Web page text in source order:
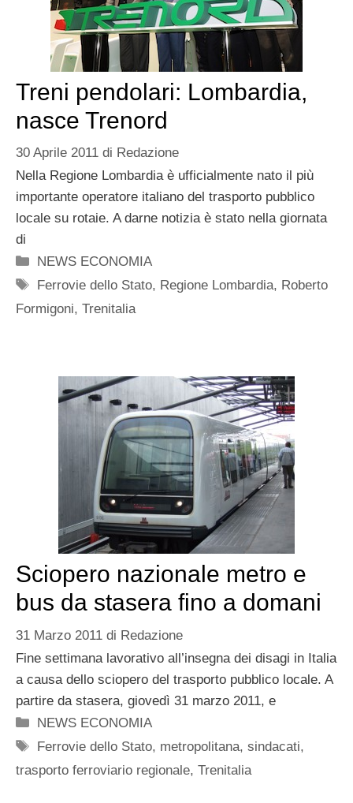
Treni pendolari: Lombardia,
nasce Trenord
30 Aprile 2011 di Redazione
Nella Regione Lombardia è ufficialmente nato il più
importante operatore italiano del trasporto pubblico
locale su rotaie. A darne notizia è stato nella giornata
di
Categorie
NEWS ECONOMIA
Tag
Ferrovie dello Stato, Regione Lombardia, Roberto
Formigoni, Trenitalia
Sciopero nazionale metro e
bus da stasera fino a domani
31 Marzo 2011 di Redazione
Fine settimana lavorativo all’insegna dei disagi in Italia
a causa dello sciopero del trasporto pubblico locale. A
partire da stasera, giovedì 31 marzo 2011, e
Categorie
NEWS ECONOMIA
Tag
Ferrovie dello Stato, metropolitana,sindacati,
trasporto ferroviario regionale, Trenitalia